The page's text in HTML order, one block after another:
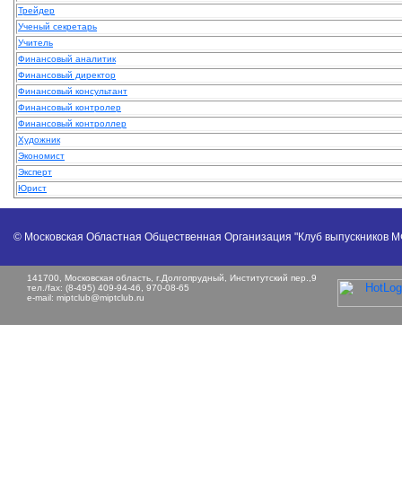
Трейдер
Ученый секретарь
Учитель
Финансовый аналитик
Финансовый директор
Финансовый консультант
Финансовый контролер
Финансовый контроллер
Художник
Экономист
Эксперт
Юрист
© Московская Областная Общественная Организация "Клуб выпускников
141700, Московская область, г.Долгопрудный, Институтский пер.,9
тел./fax: (8-495) 409-94-46, 970-08-65
e-mail: miptclub@miptclub.ru